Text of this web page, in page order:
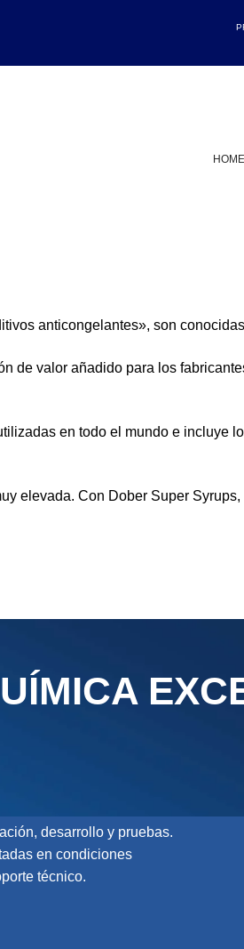
HOME
anticongelantes», son
de valor añadido para los
en todo el mundo e incluye
elevada. Con Dober Super
desarrollo y pruebas.
en condiciones
técnico.